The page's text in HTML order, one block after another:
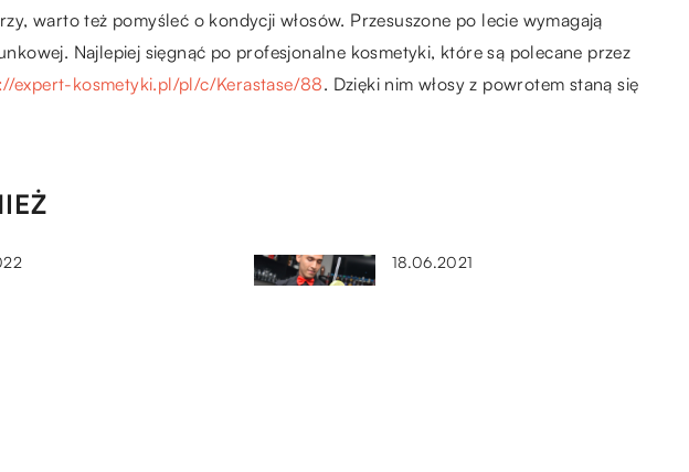
warto też pomyśleć o kondycji włosów. Przesuszone po lecie wymagają
Najlepiej sięgnąć po profesjonalne kosmetyki, które są polecane przez
expert-kosmetyki.pl/pl/c/Kerastase/88. Dzięki nim włosy z powrotem staną się
18.06.2021